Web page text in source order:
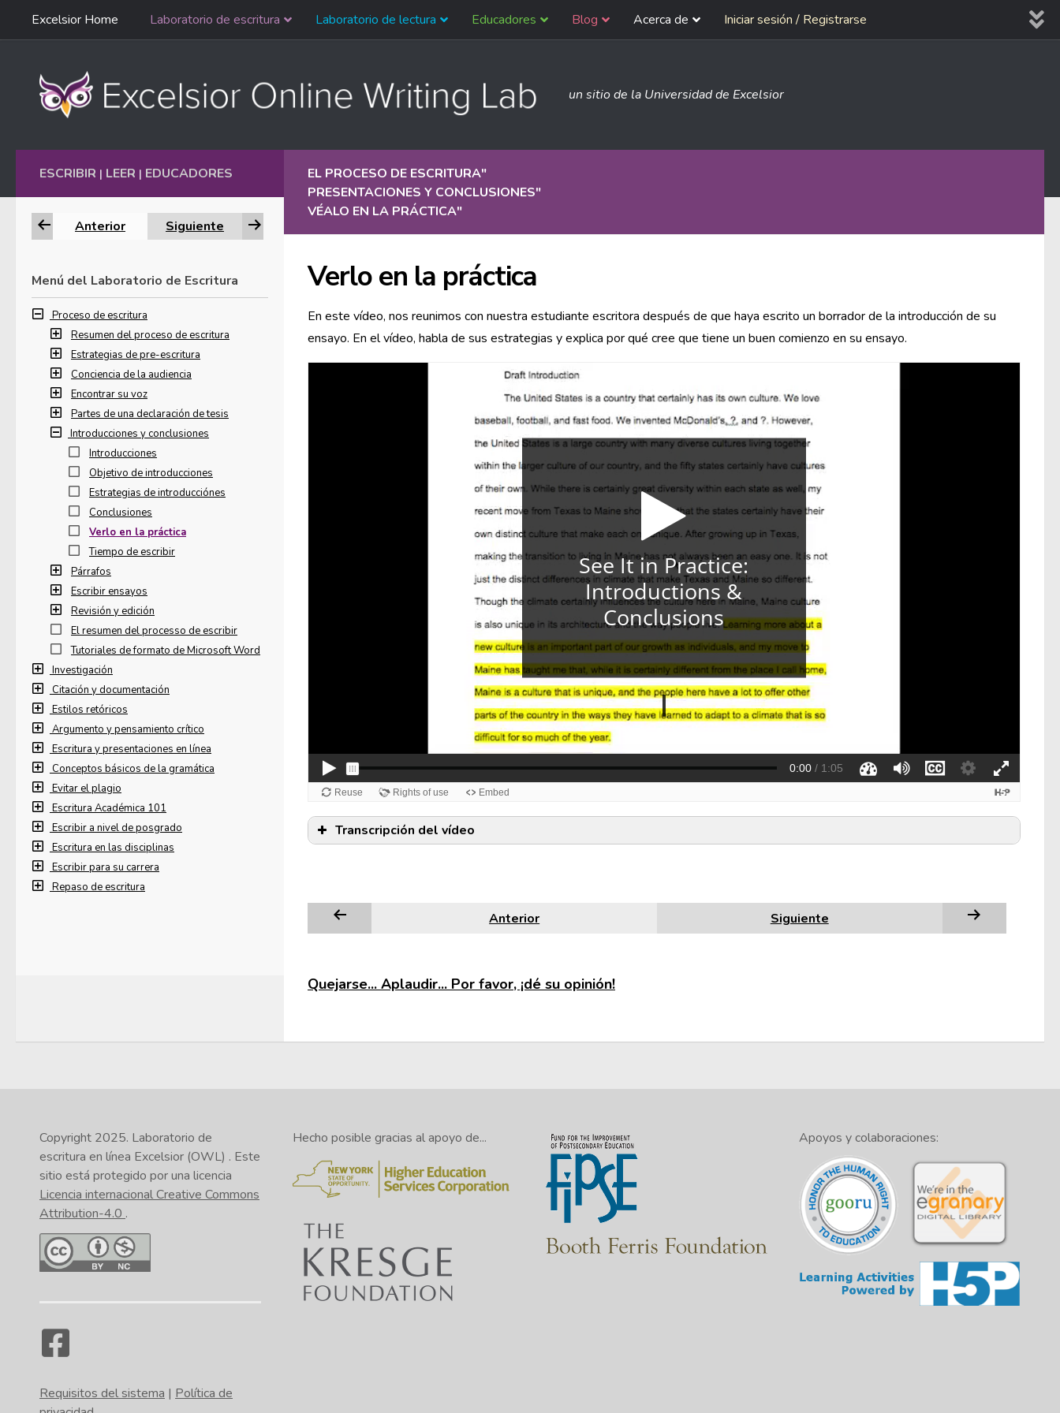
Ir al contenido
navegación
Excelsior Home Laboratorio de escritura Laboratorio de lectura Educadores Blog Acerca de Iniciar sesión / Registrarse
un sitio de la Universidad de Excelsior
EL PROCESO DE ESCRITURA"
PRESENTACIONES Y CONCLUSIONES"
VÉALO EN LA PRÁCTICA"
Verlo en la práctica
En este vídeo, nos reunimos con nuestra estudiante escritora después de que haya escrito un borrador de la introducción de su
ensayo. En el vídeo, habla de sus estrategias y explica por qué cree que tiene un buen comienzo en su ensayo.
Transcripción del vídeo
Anterior Siguiente
Quejarse... Aplaudir... Por favor, ¡dé su opinión!
ESCRIBIR | LEER | EDUCADORES
Anterior Siguiente
Menú del Laboratorio de Escritura
Proceso de escritura
Resumen del proceso de escritura
Estrategias de pre-escritura
Conciencia de la audiencia
Encontrar su voz
Partes de una declaración de tesis
Introducciones y conclusiones
Introducciones
Objetivo de introducciones
Estrategias de introducciónes
Conclusiones
Verlo en la práctica
Tiempo de escribir
Párrafos
Escribir ensayos
Revisión y edición
El resumen del processo de escribir
Tutoriales de formato de Microsoft Word
Investigación
Citación y documentación
Estilos retóricos
Argumento y pensamiento crítico
Escritura y presentaciones en línea
Conceptos básicos de la gramática
Evitar el plagio
Escritura Académica 101
Escribir a nivel de posgrado
Escritura en las disciplinas
Escribir para su carrera
Repaso de escritura
Copyright 2025. Laboratorio de
escritura en línea Excelsior (OWL) . Este
sitio está protegido por una licencia
Licencia internacional Creative Commons
Attribution-4.0 .
Requisitos del sistema | Política de
Hecho posible gracias al apoyo de... Apoyos y colaboraciones: